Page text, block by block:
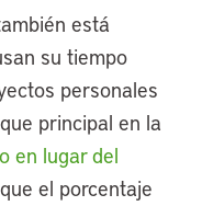
está
su tiempo
personales
principal en la
en lugar del
el porcentaje